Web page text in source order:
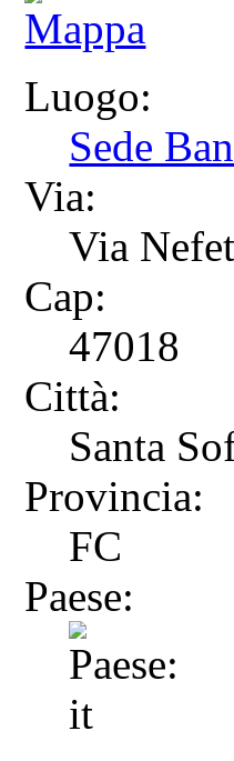
Luogo:
Sede
Via:
Via
Cap:
47018
Città:
Santa
Provincia:
FC
Paese: